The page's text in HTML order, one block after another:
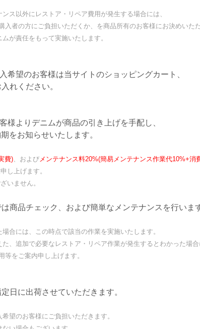
以外にレストア・リペア費用が発生する場合には、
の方にご負担いただくか、を商品所有のお客様にお決めいた
が責任をもって実施いたします。
望のお客様は当サイトのショッピングカート、
れください。
よりデニムが商品の引き上げを手配し、
お知らせいたします。
費)、およびメンテナンス料20%(簡易メンテナンス作業代10%+消
上げます。
いません。
商品チェック、および簡単なメンテナンスを行いま
には、この時点で該当の作業を実施いたします。
、追加で必要なレストア・リペア作業が発生するとわかった場
をご案内申し上げます。
に出荷させていただきます。
望のお客様にご負担いただきます。